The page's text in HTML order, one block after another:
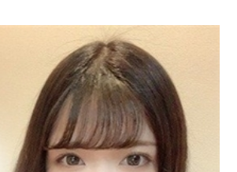
ている子が沢山在籍しててレベルが高い